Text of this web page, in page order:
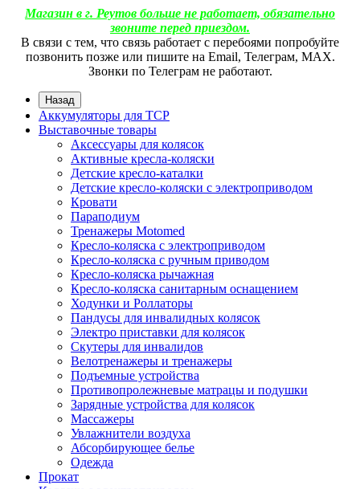
Магазин в г. Реутов больше не работает, обязательно
звоните перед приездом.
В связи с тем, что связь работает с перебоями попробуйте
позвонить позже или пишите на Email, Телеграм, МАХ.
Звонки по Телеграм не работают.
Назад
Аккумуляторы для ТСР
Выставочные товары
Аксессуары для колясок
Активные кресла-коляски
Детские кресло-каталки
Детские кресло-коляски с электроприводом
Кровати
Параподиум
Тренажеры Motomed
Кресло-коляска с электроприводом
Кресло-коляска с ручным приводом
Кресло-коляска рычажная
Кресло-коляска санитарным оснащением
Ходунки и Роллаторы
Пандусы для инвалидных колясок
Электро приставки для колясок
Скутеры для инвалидов
Велотренажеры и тренажеры
Подъемные устройства
Противопролежневые матрацы и подушки
Зарядные устройства для колясок
Массажеры
Увлажнители воздуха
Абсорбирующее белье
Одежда
Прокат